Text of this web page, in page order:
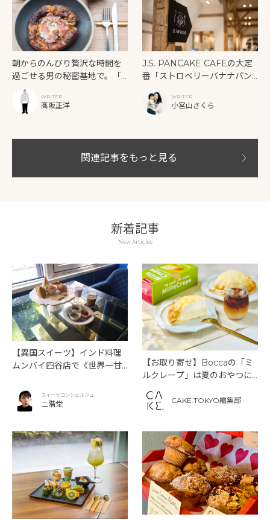
朝からのんびり贅沢な時間を
過ごせる男の秘密基地で。「P
ATH」のパンケーキには、素
材の贅が尽くされていた。
WRITER
髙阪正洋
J.S. PANCAKE CAFEの大定
番「ストロベリーバナナパン
本入ったダイナミックさで不
動の人気をキープ中！
WRITER
小宮山さくら
関連記事をもっと見る
新着記事
New Articles
【異国スイーツ】インド料理
ムンバイ四谷店で《世界一甘
ー》を味わうスイーツコンシェルジュ
二階堂
【お取り寄せ】Boccaの「ミ
ルクレープ」は夏のおやつに
CAKE.TOKYO編集部